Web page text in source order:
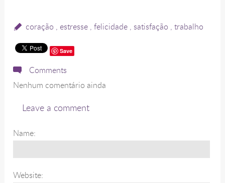
coração ,estresse ,felicidade ,satisfação ,trabalho
Save
Comments
Nenhum comentário ainda
Leave a comment
Name:
Website: